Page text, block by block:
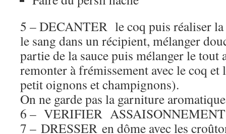
5 – DECANTER le coq puis réaliser la
le sang dans un récipient, mélanger
partie de la sauce puis mélanger le tout
remonter à frémissement avec le coq
petit oignons et champignons).
On ne garde pas la garniture aromatique
6 – VERIFIER ASSAISONNEMENT
7 – DRESSER en dôme avec les